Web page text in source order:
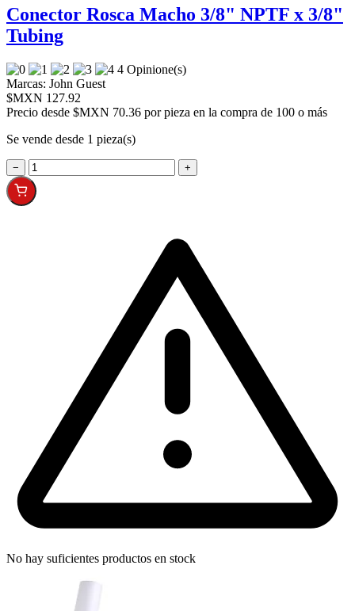
Conector Rosca Macho 3/8" NPTF x 3/8"
Tubing
4 Opinione(s)
Marcas: John Guest
$MXN 127.92
Precio desde $MXN 70.36 por pieza en la compra de 100 o más
Se vende desde 1 pieza(s)
− +
No hay suficientes productos en stock